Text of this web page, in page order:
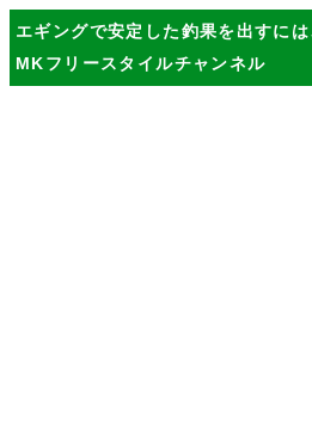
エギングで安定した釣果を出すに
MKフリースタイルチャンネル